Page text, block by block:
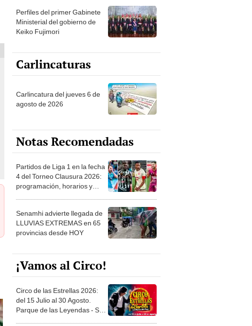
Perfiles del primer Gabinete
Ministerial del gobierno de
Keiko Fujimori
Carlincaturas
Carlincatura del jueves 6 de
agosto de 2026
Notas Recomendadas
Partidos de Liga 1 en la fecha
4 del Torneo Clausura 2026:
programación, horarios y
Senamhi advierte llegada de
LLUVIAS EXTREMAS en 65
provincias desde HOY
¡Vamos al Circo!
Circo de las Estrellas 2026:
del 15 Julio al 30 Agosto.
Parque de las Leyendas - San